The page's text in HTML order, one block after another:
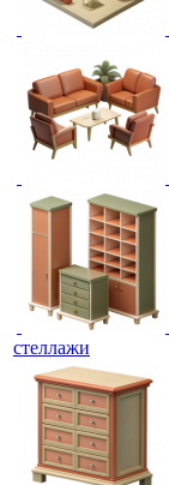
стеллажи